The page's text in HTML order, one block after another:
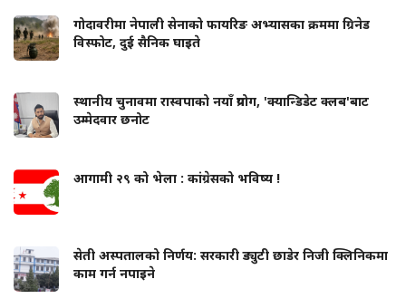
गोदावरीमा नेपाली सेनाको फायरिङ अभ्यासका क्रममा ग्रिनेड
विस्फोट, दुई सैनिक घाइते
स्थानीय चुनावमा रास्वपाको नयाँ प्रयोग, 'क्यान्डिडेट क्लब'बाट
उम्मेदवार छनोट
आगामी २९ को भेला : कांग्रेसको भविष्य !
सेती अस्पतालको निर्णय: सरकारी ड्युटी छाडेर निजी क्लिनिकमा
काम गर्न नपाइने